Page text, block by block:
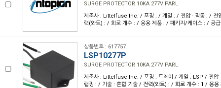
SURGE PROTECTOR 10KA 277V PARL
제조사 : Littelfuse Inc. / 포장 : / 계열 : / 전압 - 작동 : / 전
력(와트) : / 회로 개수 : / 응용 제품 : / 패키지/케이스 : / 공급
상품번호 : 617757
LSP10277P
SURGE PROTECTOR 10KA 277V PARL
제조사 : Littelfuse Inc. / 포장 : 트레이 / 계열 : LSP / 전압
램핑 : / 기술 : 혼합 기술 / 전력(와트) : / 회로 개수 : 1 / 응용